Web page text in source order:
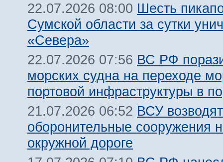
22.07.2026 08:00 Шесть
Сумской области за сутки
«Севера»
22.07.2026 07:56 ВС РФ
морских судна на переходе
портовой инфраструктуры в
21.07.2026 06:52 ВСУ возводят
оборонительные сооружения
окружной дороге